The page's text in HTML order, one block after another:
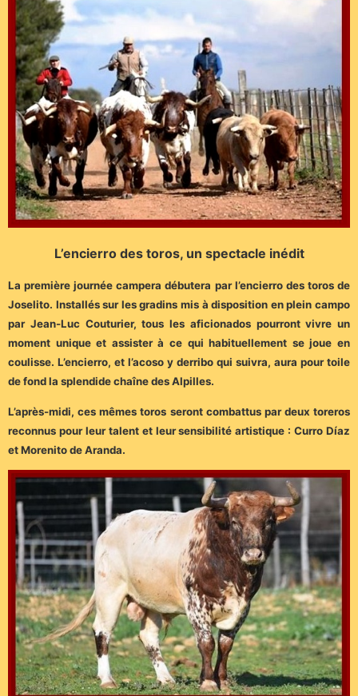
L’encierro des toros, un spectacle inédit
La première journée campera débutera par l’encierro des toros de
Joselito. Installés sur les gradins mis à disposition en plein campo
par Jean-Luc Couturier, tous les aficionados pourront vivre un
moment unique et assister à ce qui habituellement se joue en
coulisse. L’encierro, et l’acoso y derribo qui suivra, aura pour toile
de fond la splendide chaîne des Alpilles.
L’après-midi, ces mêmes toros seront combattus par deux toreros
reconnus pour leur talent et leur sensibilité artistique : Curro Díaz
et Morenito de Aranda.